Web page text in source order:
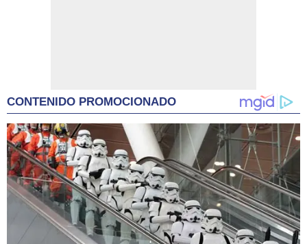
CONTENIDO PROMOCIONADO